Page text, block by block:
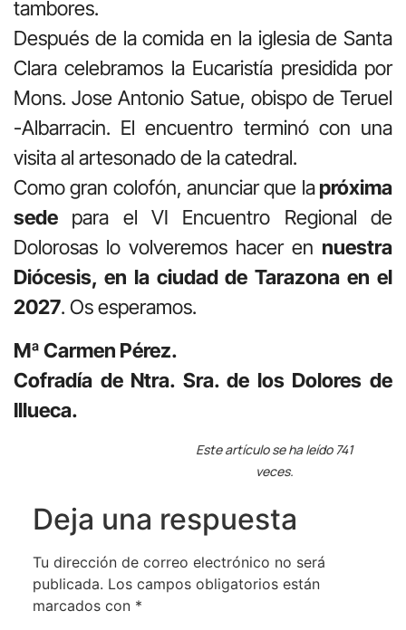
tambores.
Después de la comida en la iglesia de Santa
Clara celebramos la Eucaristía presidida por
Mons. Jose Antonio Satue, obispo de Teruel
-Albarracin. El encuentro terminó con una
visita al artesonado de la catedral.
Como gran colofón, anunciar que lapróxima
sede para el VI Encuentro Regional de
Dolorosas lo volveremos hacer en nuestra
Diócesis, en la ciudad de Tarazona en el
2027. Os esperamos.
Mª Carmen Pérez.
Cofradía de Ntra. Sra. de los Dolores de
Illueca.
Este artículo se ha leído 741
veces.
Deja una respuesta
Tu dirección de correo electrónico no será
publicada. Los campos obligatorios están
marcados con *